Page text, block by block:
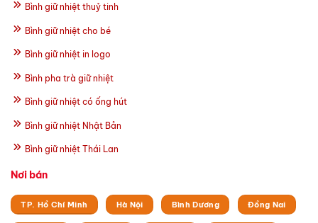
Bình giữ nhiệt thuỷ tinh
Bình giữ nhiệt cho bé
Bình giữ nhiệt in logo
Bình pha trà giữ nhiệt
Bình giữ nhiệt có ống hút
Bình giữ nhiệt Nhật Bản
Bình giữ nhiệt Thái Lan
Nơi bán
TP. Hồ Chí Minh Hà Nội Bình Dương Đồng Nai